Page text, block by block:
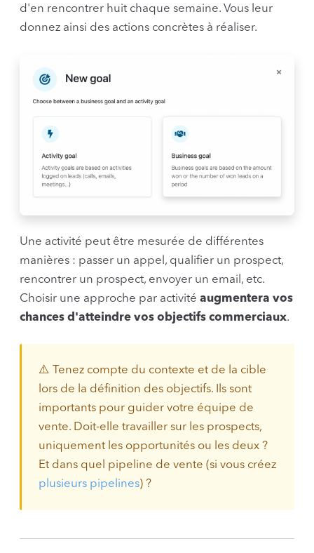
d'en rencontrer huit chaque semaine. Vous leur
donnez ainsi des actions concrètes à réaliser.
Une activité peut être mesurée de différentes
manières : passer un appel, qualifier un prospect,
rencontrer un prospect, envoyer un email, etc.
Choisir une approche par activité augmentera vos
chances d'atteindre vos objectifs commerciaux.
⚠️ Tenez compte du contexte et de la cible
lors de la définition des objectifs. Ils sont
importants pour guider votre équipe de
vente. Doit-elle travailler sur les prospects,
uniquement les opportunités ou les deux ?
Et dans quel pipeline de vente (si vous créez
plusieurs pipelines) ?